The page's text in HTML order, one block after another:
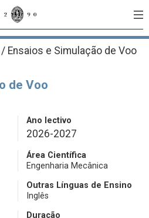
/ Ensaios e Simulação de Voo
de Voo
Ano lectivo
2026-2027
Área Científica
Engenharia Mecânica
Outras Línguas de Ensino
Inglês
Duração